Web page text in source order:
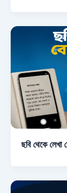
ছবি থেকে